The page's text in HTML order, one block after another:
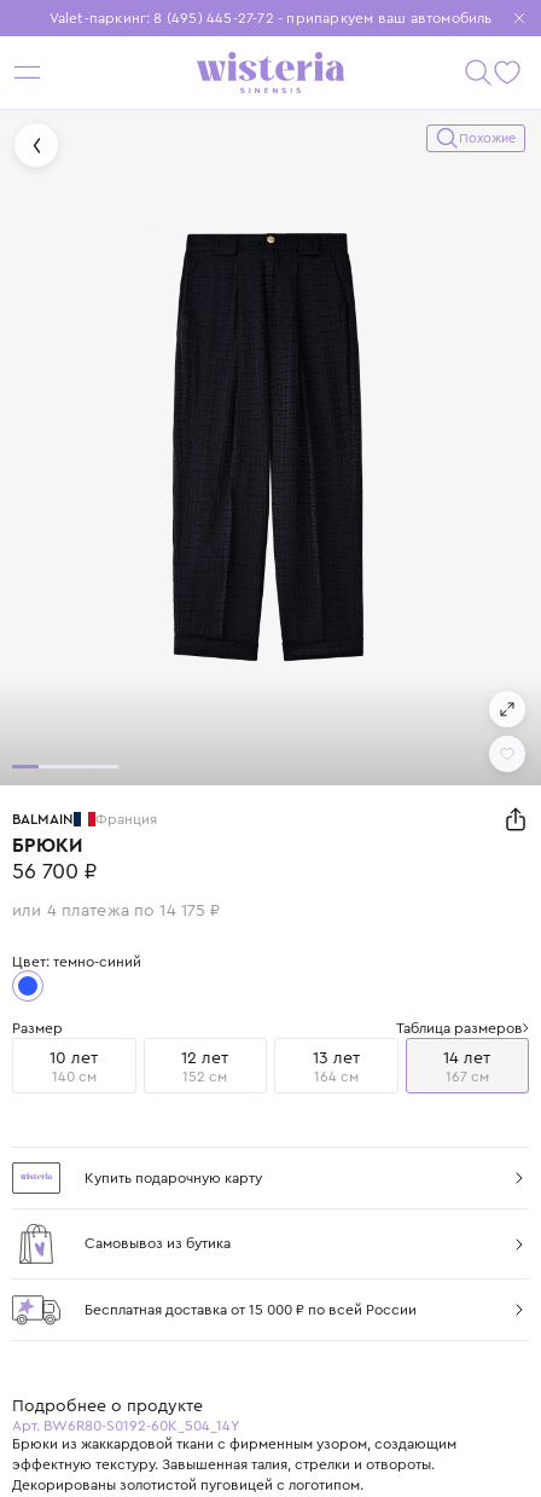
Valet-паркинг: 8 (495) 445-27-72 - припаркуем ваш автомобиль
Бесплатная доставка при заказе от 15 000 ₽
Установите приложение, чтобы покупки были еще удобнее
Похожие
BALMAIN Франция
БРЮКИ
56 700 ₽
или 4 платежа по 14 175 ₽
Цвет: темно-синий
Размер Таблица размеров
10 лет
140 см
12 лет
152 см
13 лет
164 см
14 лет
167 см
Купить подарочную карту
Самовывоз из бутика
Бесплатная доставка от 15 000 ₽ по всей России
Подробнее о продукте
Арт. BW6R80-S0192-60K_504_14Y
Брюки из жаккардовой ткани с фирменным узором, создающим
эффектную текстуру. Завышенная талия, стрелки и отвороты.
Декорированы золотистой пуговицей с логотипом.